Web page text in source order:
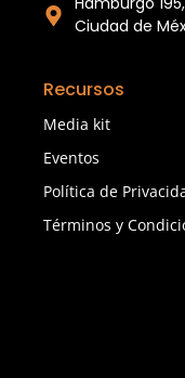
Ciudad de
Recursos
Media kit
Eventos
Política de
Términos y